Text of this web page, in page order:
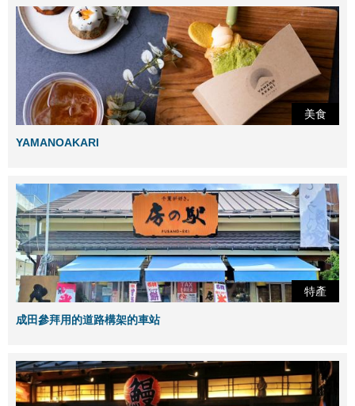
美食
YAMANOAKARI
特產
成田參拜用的道路構架的車站